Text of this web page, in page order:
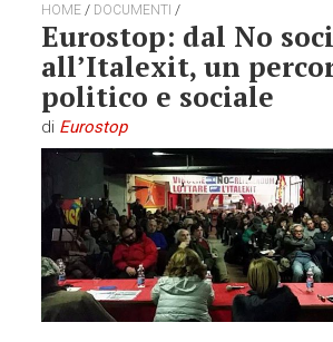
HOME / DOCUMENTI /
Eurostop: dal No
all’Italexit, un
politico e sociale
di Eurostop